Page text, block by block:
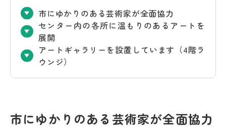
市にゆかりのある芸術家が全面協力
センター内の各所に温もりのあるアートを
展開
アートギャラリーを設置しています（4階ラ
ウンジ）
市にゆかりのある芸術家が全面協力